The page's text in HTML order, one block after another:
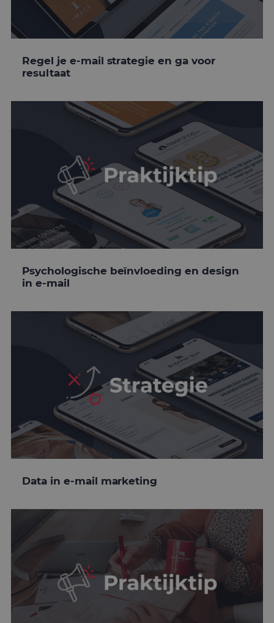
Regel je e-mail strategie en ga voor
resultaat
Psychologische beïnvloeding en design
in e-mail
Data in e-mail marketing